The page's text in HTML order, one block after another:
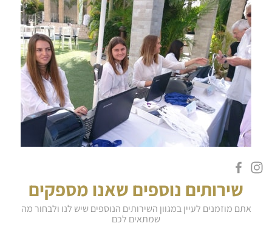
שירותים נוספים שאנו מספקים
אתם מוזמנים לעיין במגוון השירותים הנוספים שיש לנו ולבחור מה
שמתאים לכם